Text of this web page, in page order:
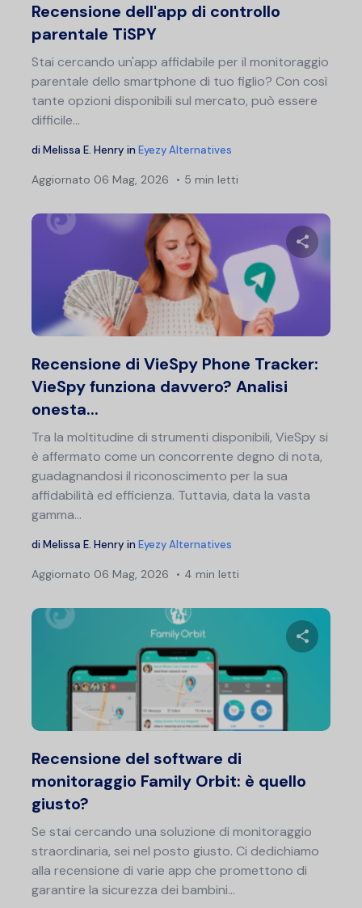
Recensione dell'app di controllo
parentale TiSPY
Stai cercando un'app affidabile per il monitoraggio
parentale dello smartphone di tuo figlio? Con così
tante opzioni disponibili sul mercato, può essere
difficile...
di Melissa E. Henry in Eyezy Alternatives
Aggiornato 06 Mag, 2026 5 min letti
Recensione di VieSpy Phone Tracker:
VieSpy funziona davvero? Analisi
onesta...
Tra la moltitudine di strumenti disponibili, VieSpy si
è affermato come un concorrente degno di nota,
guadagnandosi il riconoscimento per la sua
affidabilità ed efficienza. Tuttavia, data la vasta
gamma...
di Melissa E. Henry in Eyezy Alternatives
Aggiornato 06 Mag, 2026 4 min letti
Condividi
Recensione del software di
monitoraggio Family Orbit: è quello
giusto?
Se stai cercando una soluzione di monitoraggio
straordinaria, sei nel posto giusto. Ci dedichiamo
alla recensione di varie app che promettono di
garantire la sicurezza dei bambini...